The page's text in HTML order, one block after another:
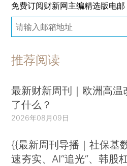
免费订阅财新网主编精选版电邮
推荐阅读
最新财新周刊｜欧洲高温
了什么？
2026年08月09日
{{最新周刊导播｜社保基
速夯实、AI“追光”、韩股